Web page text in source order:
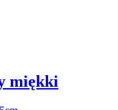
miękki